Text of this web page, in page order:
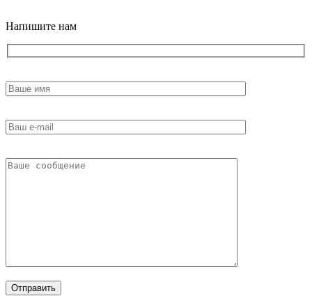
Напишите нам